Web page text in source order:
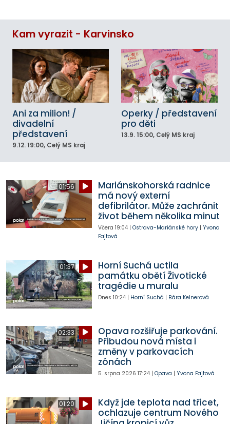
Kam vyrazit - Karvinsko
Ani za milion! /
divadelní
představení
9.12. 19:00, Celý MS kraj
Operky / představení
pro děti
13.9. 15:00, Celý MS kraj
01:56
Mariánskohorská radnice
má nový externí
defibrilátor. Může zachránit
život během několika minut
Včera 19:04| Ostrava-Mariánské hory| Yvona
Fajtová
01:37
Horní Suchá uctila
památku obětí Životické
tragédie u muralu
Dnes 10:24| Horní Suchá | Bára Kelnerová
02:33
Opava rozšiřuje parkování.
Přibudou nová místa i
změny v parkovacích
zónách
5. srpna 2026 17:24| Opava | Yvona Fajtová
01:20
Když jde teplota nad třicet,
ochlazuje centrum Nového